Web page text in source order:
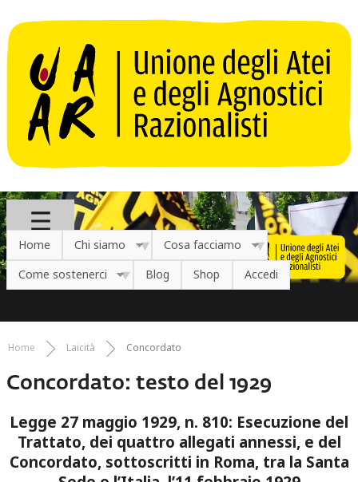
Home Chi siamo
Cosa facciamo
Come sostenerci
Blog Shop Accedi
Tu sei qui
Home Laicità Concordato
Concordato: testo del 1929
Legge 27 maggio 1929, n. 810: Esecuzione del
Trattato, dei quattro allegati annessi, e del
Concordato, sottoscritti in Roma, tra la Santa